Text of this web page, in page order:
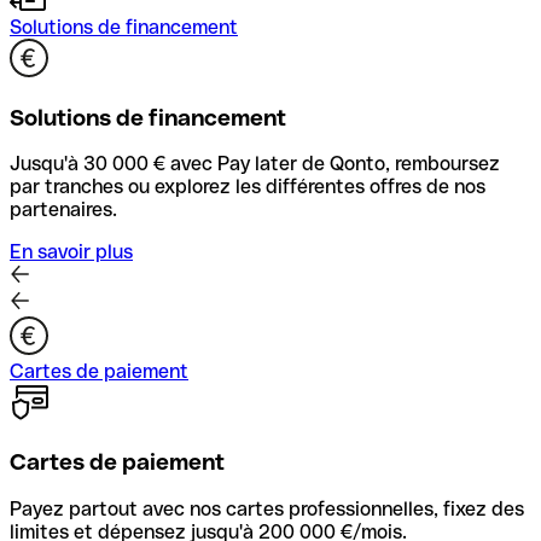
Solutions de financement
Solutions de financement
Jusqu'à 30 000 € avec Pay later de Qonto, remboursez
par tranches ou explorez les différentes offres de nos
partenaires.
En savoir plus
Cartes de paiement
Cartes de paiement
Payez partout avec nos cartes professionnelles, fixez des
limites et dépensez jusqu'à 200 000 €/mois.